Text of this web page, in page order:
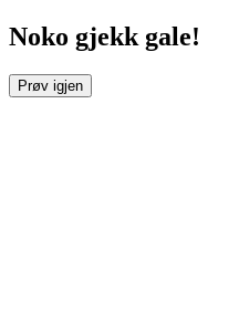
Noko gjekk gale!
Prøv igjen